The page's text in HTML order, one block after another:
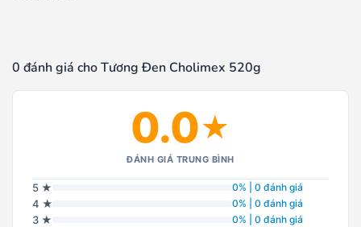
0 đánh giá cho Tương Đen Cholimex 520g
0.0★
ĐÁNH GIÁ TRUNG BÌNH
5 ★ 0% | 0 đánh giá
4 ★ 0% | 0 đánh giá
3 ★ 0% | 0 đánh giá